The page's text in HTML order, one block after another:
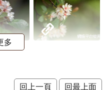
多
回上一頁 回最上面